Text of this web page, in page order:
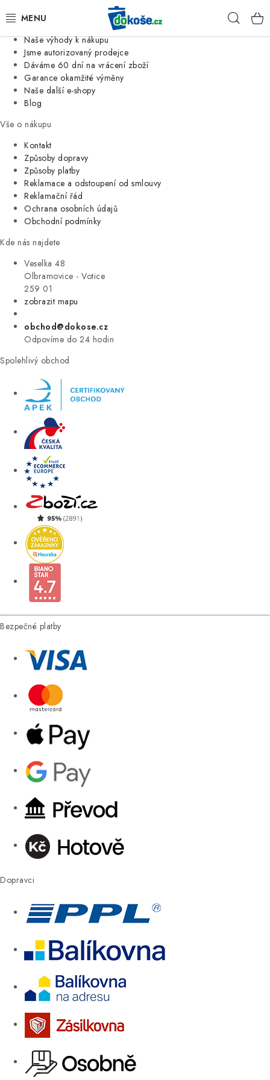
Jsme tradiční česká firma
Naše výhody k nákupu
Jsme autorizovaný prodejce
Dáváme 60 dní na vrácení zboží
Garance okamžité výměny
Naše další e-shopy
Blog
Vše o nákupu
Kontakt
Způsoby dopravy
Způsoby platby
Reklamace a odstoupení od smlouvy
Reklamační řád
Ochrana osobních údajů
Obchodní podmínky
Kde nás najdete
Veselka 48
Olbramovice - Votice
259 01
zobrazit mapu
obchod@dokose.cz
Odpovíme do 24 hodin
Spolehlivý obchod
Bezpečné platby
Dopravci
KOŠE
SÁČKY
KUCHYNĚ
ORGANIZACE
DOMÁCNOST
ÚKLID
VÝPRODEJ
ZNAČKY
Úvod Kontakt Blog
Moje objednávka